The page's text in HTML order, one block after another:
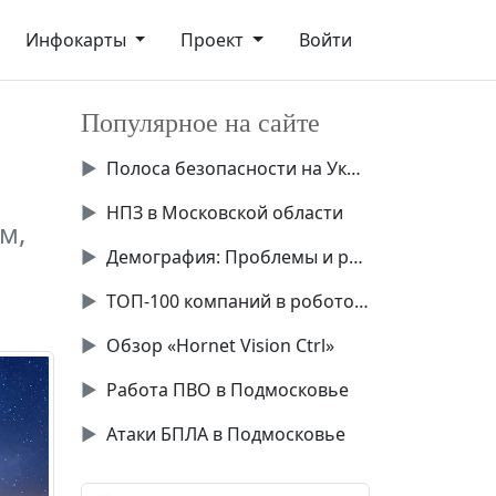
Инфокарты Проект Войти
Популярное на сайте
▶
Полоса безопасности на Украине
▶ НПЗ в Московской области
▶
Демография: Проблемы и решения
▶
ТОП-100 компаний в робототехнике России
▶ Обзор «Hornet Vision Ctrl»
▶ Работа ПВО в Подмосковье
▶ Атаки БПЛА в Подмосковье